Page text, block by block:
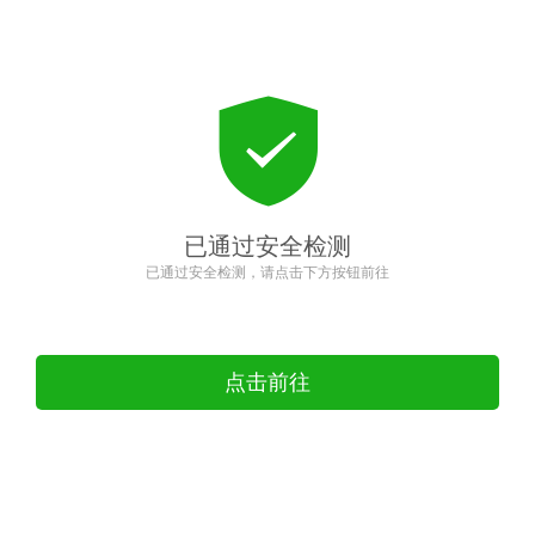
已通过安全检测
已通过安全检测，请点击下方按钮前往
点击前往